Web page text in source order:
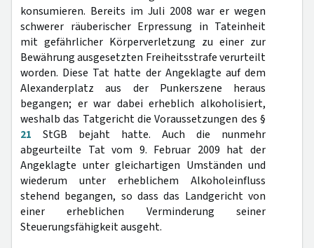
konsumieren. Bereits im Juli 2008 war er wegen
schwerer räuberischer Erpressung in Tateinheit
mit gefährlicher Körperverletzung zu einer zur
Bewährung ausgesetzten Freiheitsstrafe verurteilt
worden. Diese Tat hatte der Angeklagte auf dem
Alexanderplatz aus der Punkerszene heraus
begangen; er war dabei erheblich alkoholisiert,
weshalb das Tatgericht die Voraussetzungen des §
21 StGB bejaht hatte. Auch die nunmehr
abgeurteilte Tat vom 9. Februar 2009 hat der
Angeklagte unter gleichartigen Umständen und
wiederum unter erheblichem Alkoholeinfluss
stehend begangen, so dass das Landgericht von
einer erheblichen Verminderung seiner
Steuerungsfähigkeit ausgeht.